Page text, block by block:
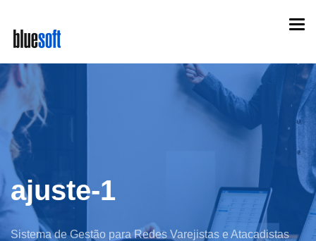
main
content
ajuste-1
Sistema de Gestão para Redes Varejistas e Atacadistas